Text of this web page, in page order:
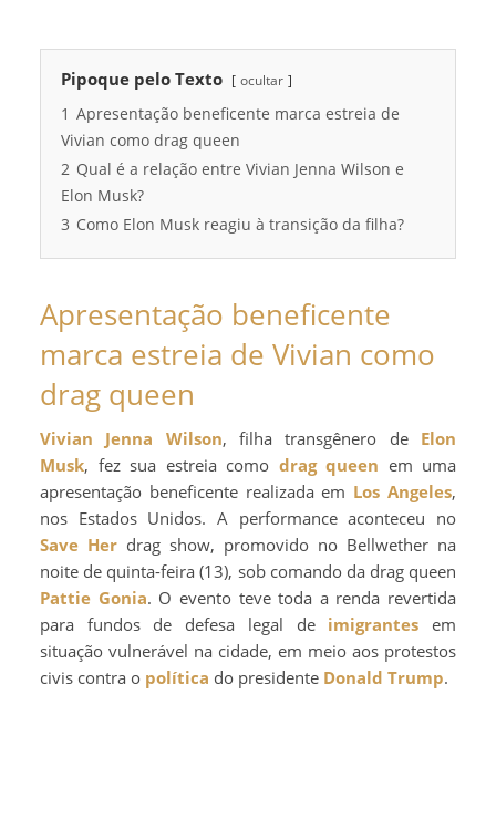
Pipoque pelo Texto ocultar
1 Apresentação beneficente marca estreia de
Vivian como drag queen
2 Qual é a relação entre Vivian Jenna Wilson e
Elon Musk?
3 Como Elon Musk reagiu à transição da filha?
Apresentação beneficente
marca estreia de Vivian como
drag queen
Vivian Jenna Wilson, filha transgênero de Elon
Musk, fez sua estreia como drag queen em uma
apresentação beneficente realizada em Los Angeles,
nos Estados Unidos. A performance aconteceu no
Save Her drag show, promovido no Bellwether na
noite de quinta-feira (13), sob comando da drag queen
Pattie Gonia. O evento teve toda a renda revertida
para fundos de defesa legal de imigrantes em
situação vulnerável na cidade, em meio aos protestos
civis contra o política do presidente Donald Trump.